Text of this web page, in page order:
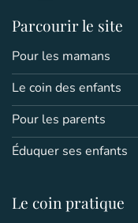
Parcourir le site
Pour les mamans
Le coin des enfants
Pour les parents
Éduquer ses enfants
Le coin pratique